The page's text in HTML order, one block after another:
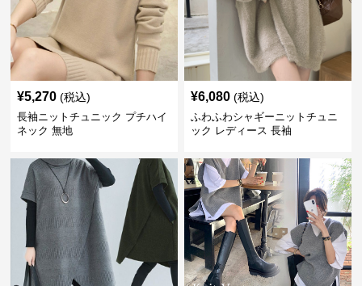
¥5,270 (税込)
長袖ニットチュニック プチハイ
ネック 無地
¥6,080 (税込)
ふわふわシャギーニットチュニ
ック レディース 長袖